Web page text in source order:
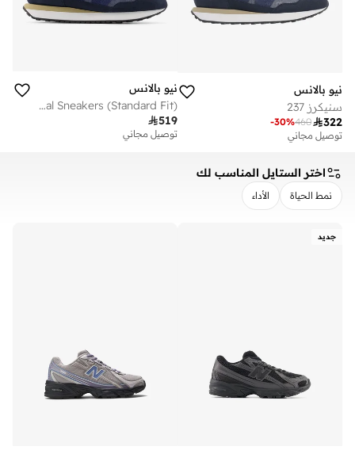
نيو بالانس
سنيكرز 237
322
460
-30%
توصيل مجاني
نيو بالانس
Men's 237 casual Sneakers (Standard Fit)
519
توصيل مجاني
اختر الستايل المناسب لك
نمط الحياة الأداء
جديد